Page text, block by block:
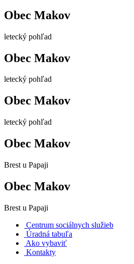
Obec Makov
letecký pohľad
Obec Makov
letecký pohľad
Obec Makov
letecký pohľad
Obec Makov
Brest u Papaji
Obec Makov
Brest u Papaji
Centrum sociálnych služieb
Úradná tabuľa
Ako vybaviť
Kontakty